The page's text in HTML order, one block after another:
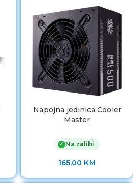
Napojna jedinica Cooler
Master
✓ Na zalihi
165.00 KM